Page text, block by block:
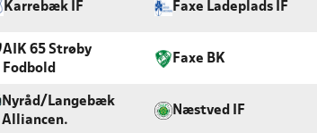
Karrebæk IF Faxe Ladeplads IF
AIK 65 Strøby
Fodbold
Faxe BK
Nyråd/Langebæk
Alliancen.
Næstved IF